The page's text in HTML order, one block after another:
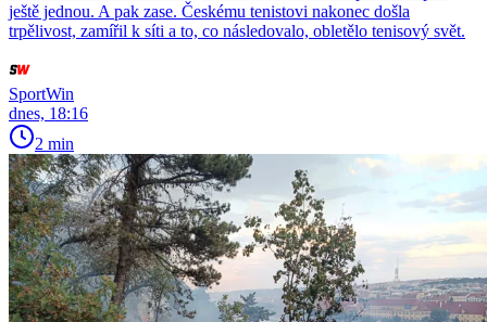
ještě jednou. A pak zase. Českému tenistovi nakonec došla
trpělivost, zamířil k síti a to, co následovalo, obletělo tenisový svět.
SportWin
dnes, 18:16
2 min